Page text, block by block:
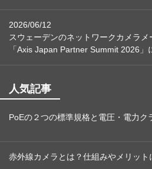
2026/06/12
スウェーデンのネットワークカメラメ
「Axis Japan Partner Summit 2026」
人気記事
PoEの２つの標準規格と電圧・電力ク
赤外線カメラとは？仕組みやメリット